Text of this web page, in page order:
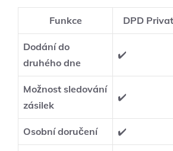
Funkce DPD
Dodání do
druhého dne
✔️
Možnost sledování
zásilek
✔️
Osobní doručení ✔️